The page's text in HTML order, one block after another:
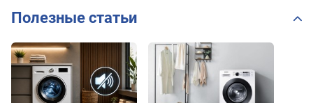
Полезные статьи